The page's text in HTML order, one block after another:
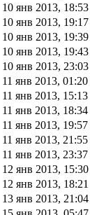
10 янв 2013, 18:53
10 янв 2013, 19:17
10 янв 2013, 19:39
10 янв 2013, 19:43
10 янв 2013, 23:03
11 янв 2013, 01:20
11 янв 2013, 15:13
11 янв 2013, 18:34
11 янв 2013, 19:57
11 янв 2013, 21:55
11 янв 2013, 23:37
12 янв 2013, 15:30
12 янв 2013, 18:21
13 янв 2013, 21:04